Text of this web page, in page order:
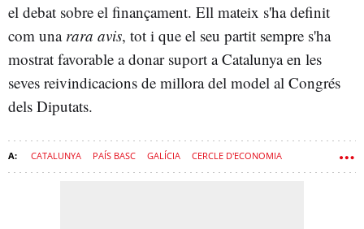
el debat sobre el finançament. Ell mateix s'ha definit
com una rara avis, tot i que el seu partit sempre s'ha
mostrat favorable a donar suport a Catalunya en les
seves reivindicacions de millora del model al Congrés
dels Diputats.
CATALUNYA PAÍS BASC GALÍCIA CERCLE D'ECONOMIA